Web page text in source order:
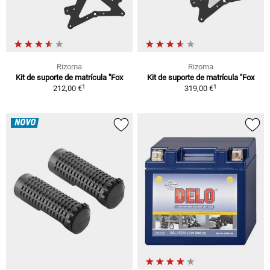
Rizoma
Kit de suporte de matrícula "Fox
212,00 €1
Rizoma
Kit de suporte de matrícula "Fox
319,00 €1
NOVO